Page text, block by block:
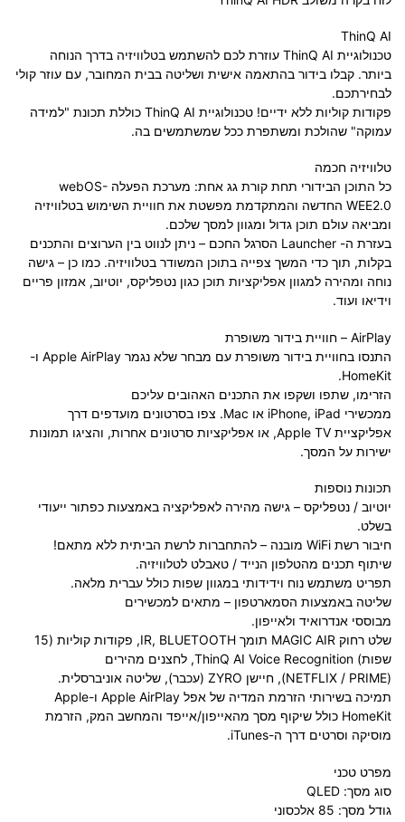
ThinQ AI
טכנולוגיית ThinQ AI עוזרת לכם להשתמש בטלוויזיה בדרך הנוחה
ביותר. קבלו בידור בהתאמה אישית ושליטה בבית המחובר, עם עוזר קולי
לבחירתכם.
פקודות קוליות ללא ידיים! טכנולוגיית ThinQ AI כוללת תכונת "למידה
עמוקה" שהולכת ומשתפרת ככל שמשתמשים בה.
טלוויזיה חכמה
כל התוכן הבידורי תחת קורת גג אחת: מערכת הפעלה webOS-
WEE2.0 החדשה והמתקדמת מפשטת את חוויית השימוש בטלוויזיה
ומביאה עולם תוכן גדול ומגוון למסך שלכם.
בעזרת ה- Launcher הסרגל החכם – ניתן לנווט בין הערוצים והתכנים
בקלות, תוך כדי המשך צפייה בתוכן המשודר בטלוויזיה. כמו כן – גישה
נוחה ומהירה למגוון אפליקציות תוכן כגון נטפליקס, יוטיוב, אמזון פריים
וידיאו ועוד.
AirPlay – חוויית בידור משופרת
התנסו בחוויית בידור משופרת עם מבחר שלא נגמר Apple AirPlay ו-
HomeKit
.
הזרימו, שתפו ושקפו את התכנים האהובים עליכם
ממכשירי
iPhone, iPad או Mac. צפו בסרטונים מועדפים דרך
אפליקציית Apple TV, או אפליקציות סרטונים אחרות, והציגו תמונות
ישירות על המסך.
תכונות נוספות
יוטיוב / נטפליקס – גישה מהירה לאפליקציה באמצעות כפתור ייעודי
בשלט.
חיבור רשת WiFi מובנה – להתחברות לרשת הביתית ללא מתאם!
שיתוף תכנים מהטלפון הנייד / טאבלט לטלוויזיה.
תפריט משתמש נוח וידידותי במגוון שפות כולל עברית מלאה.
שליטה באמצעות הסמארטפון – מתאים למכשירים
מבוססי אנדרואיד ולאייפון.
שלט רחוק MAGIC AIR תומך IR, BLUETOOTH
, פקודות קוליות (15
שפות) ThinQ AI Voice Recognition, לחצנים מהירים
(
NETFLIX / PRIME ), חיישן ZYRO (עכבר), שליטה אוניברסלית.
תמיכה בשירותי הזרמת המדיה של אפל Apple AirPlay ו-Apple
HomeKit כולל שיקוף מסך מהאייפון/אייפד והמחשב המק, הזרמת
מוסיקה וסרטים דרך ה-iTunes
.
מפרט טכני
סוג מסך: QLED
גודל מסך: 85 אלכסוני